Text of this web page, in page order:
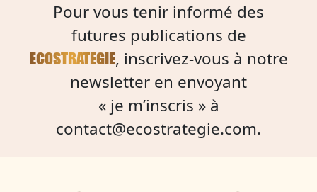
Pour vous tenir informé des
futures publications de
ECOSTRATEGIE, inscrivez-vous à notre
newsletter en envoyant
« je m’inscris » à
contact@ecostrategie.com.